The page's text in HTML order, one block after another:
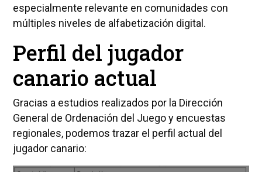
especialmente relevante en comunidades con
múltiples niveles de alfabetización digital.
Perfil del jugador
canario actual
Gracias a estudios realizados por la Dirección
General de Ordenación del Juego y encuestas
regionales, podemos trazar el perfil actual del
jugador canario: